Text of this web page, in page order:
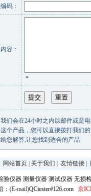
码：
容：
*
们会在24小时之内以邮件或是电
个产品，您可以直接拨打我们
您解答,让您找到适合的产品
网站首页 关于我们 友情链接
验仪器 测量仪器 测试仪器 无损
：(E-mail)QCtester#126.com 京